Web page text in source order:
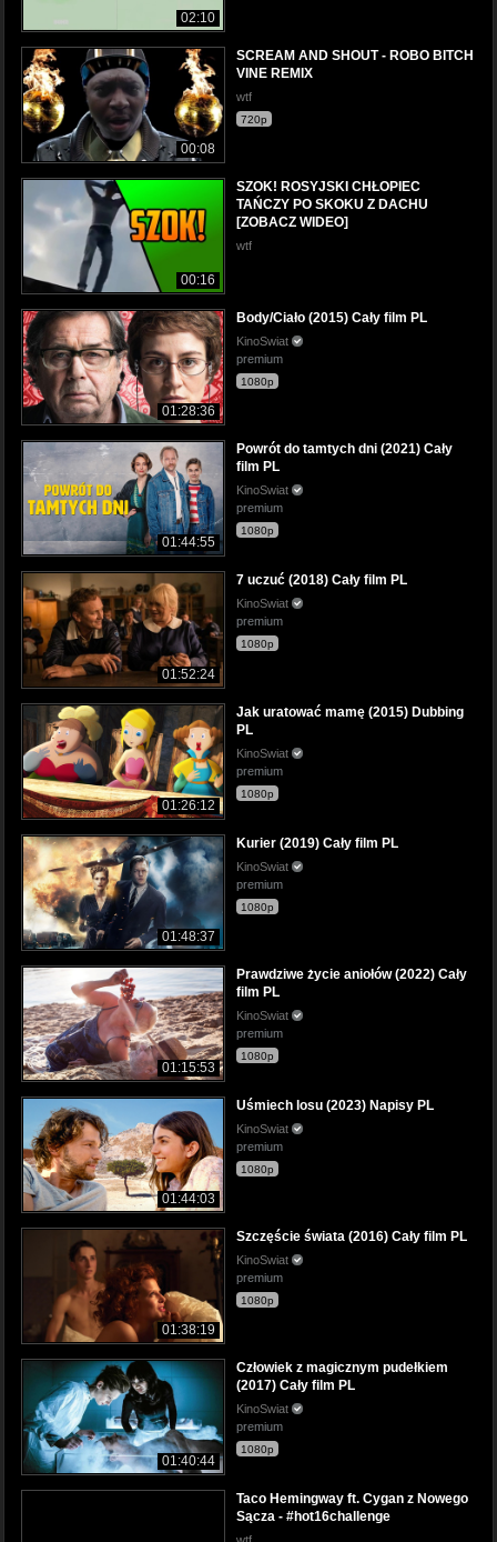
02:10
00:08
SCREAM AND SHOUT - ROBO BITCH
VINE REMIX
wtf
720p
00:16
SZOK! ROSYJSKI CHŁOPIEC
TAŃCZY PO SKOKU Z DACHU
[ZOBACZ WIDEO]
wtf
01:28:36
Body/Ciało (2015) Cały film PL
KinoSwiat
premium
1080p
01:44:55
Powrót do tamtych dni (2021) Cały
film PL
KinoSwiat
premium
1080p
01:52:24
7 uczuć (2018) Cały film PL
KinoSwiat
premium
1080p
01:26:12
Jak uratować mamę (2015) Dubbing
PL
KinoSwiat
premium
1080p
01:48:37
Kurier (2019) Cały film PL
KinoSwiat
premium
1080p
01:15:53
Prawdziwe życie aniołów (2022) Cały
film PL
KinoSwiat
premium
1080p
01:44:03
Uśmiech losu (2023) Napisy PL
KinoSwiat
premium
1080p
01:38:19
Szczęście świata (2016) Cały film PL
KinoSwiat
premium
1080p
01:40:44
Człowiek z magicznym pudełkiem
(2017) Cały film PL
KinoSwiat
premium
1080p
Taco Hemingway ft. Cygan z Nowego
Sącza - #hot16challenge